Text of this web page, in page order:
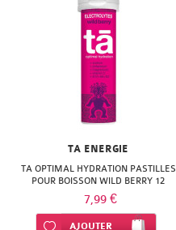
TA ENERGIE
TA OPTIMAL HYDRATION PASTILLES
POUR BOISSON WILD BERRY 12
PASTILLES
7,99 €
Ajouter à ma liste d’envie
AJOUTER